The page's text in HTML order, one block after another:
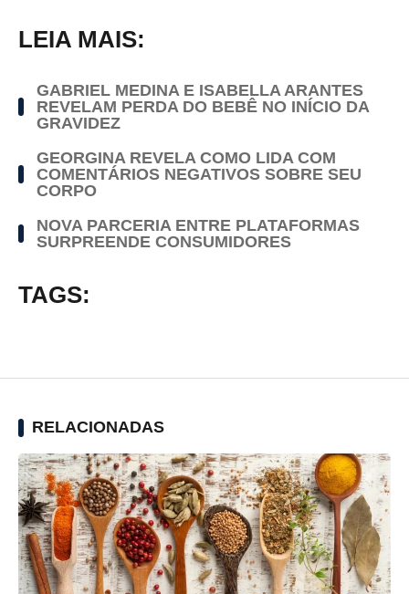
LEIA MAIS:
GABRIEL MEDINA E ISABELLA ARANTES
REVELAM PERDA DO BEBÊ NO INÍCIO DA
GRAVIDEZ
GEORGINA REVELA COMO LIDA COM
COMENTÁRIOS NEGATIVOS SOBRE SEU
CORPO
NOVA PARCERIA ENTRE PLATAFORMAS
SURPREENDE CONSUMIDORES
TAGS:
RELACIONADAS